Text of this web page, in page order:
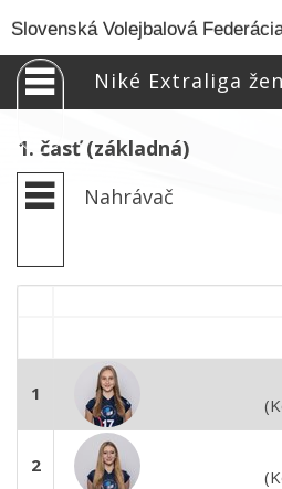
Slovenská Volejbalová
Niké Extraliga
1. časť (základná)
Nahrávač
1
2